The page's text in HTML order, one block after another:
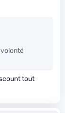
tout